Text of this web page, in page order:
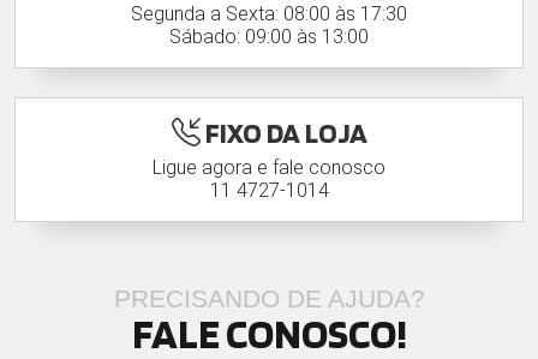
Segunda a Sexta: 08:00 às 17:30
Sábado: 09:00 às 13:00
FIXO DA LOJA
Ligue agora e fale conosco
11 4727-1014
PRECISANDO DE AJUDA?
FALE CONOSCO!